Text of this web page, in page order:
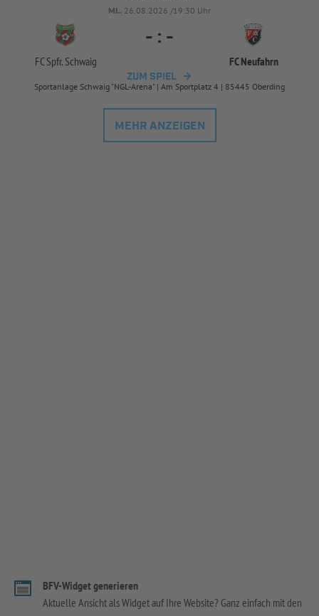
MI.. 26.08.2026 /19:30 Uhr
FC Spfr. Schwaig
- : -
FC Neufahrn
ZUM SPIEL
Sportanlage Schwaig "NGL-Arena" | Am Sportplatz 4 | 85445 Oberding
MEHR ANZEIGEN
BFV-Widget generieren
Aktuelle Ansicht als Widget auf Ihre Website? Ganz einfach mit den